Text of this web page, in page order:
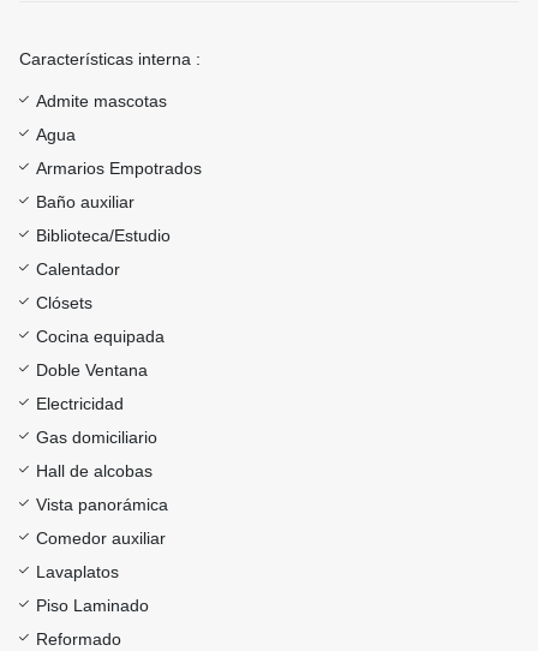
Características interna :
Admite mascotas
Agua
Armarios Empotrados
Baño auxiliar
Biblioteca/Estudio
Calentador
Clósets
Cocina equipada
Doble Ventana
Electricidad
Gas domiciliario
Hall de alcobas
Vista panorámica
Comedor auxiliar
Lavaplatos
Piso Laminado
Reformado